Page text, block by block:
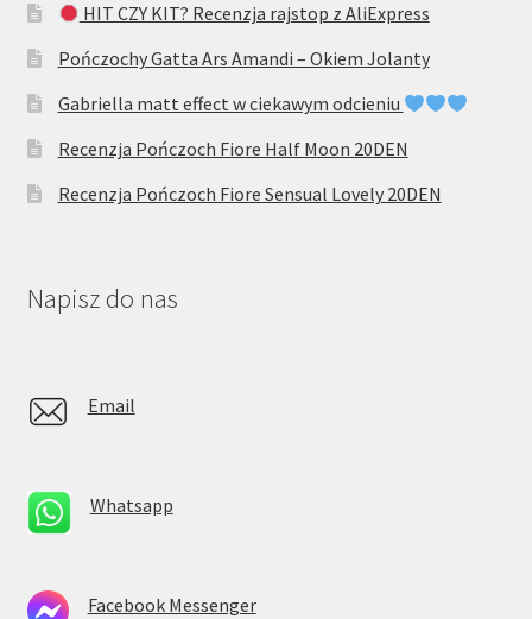
HIT CZY KIT? Recenzja rajstop z AliExpress
Pończochy Gatta Ars Amandi – Okiem Jolanty
Gabriella matt effect w ciekawym odcieniu
Recenzja Pończoch Fiore Half Moon 20DEN
Recenzja Pończoch Fiore Sensual Lovely 20DEN
Napisz do nas
Email
Whatsapp
Facebook Messenger